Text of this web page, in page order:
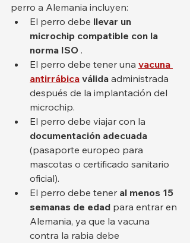
perro a Alemania incluyen:
El perro debe llevar un
microchip compatible con la
norma ISO .
El perro debe tener una vacuna
antirrábica válida administrada
después de la implantación del
microchip.
El perro debe viajar con la
documentación adecuada
(pasaporte europeo para
mascotas o certificado sanitario
oficial).
El perro debe tener al menos 15
semanas de edad para entrar en
Alemania, ya que la vacuna
contra la rabia debe